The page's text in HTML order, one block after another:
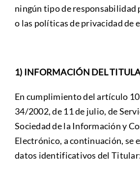
ningún tipo de responsabilidad
o las políticas de privacidad de
1) INFORMACIÓN DEL
En cumplimiento del artículo 10
34/2002, de 11 de julio, de
Sociedad de la Información y
Electrónico, a continuación, se
datos identificativos del